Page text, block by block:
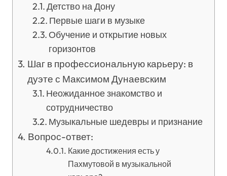
Детство на Дону
Первые шаги в музыке
Обучение и открытие новых
горизонтов
Шаг в профессиональную карьеру: в
дуэте с Максимом Дунаевским
Неожиданное знакомство и
сотрудничество
Музыкальные шедевры и признание
Вопрос-ответ:
Какие достижения есть у
Пахмутовой в музыкальной